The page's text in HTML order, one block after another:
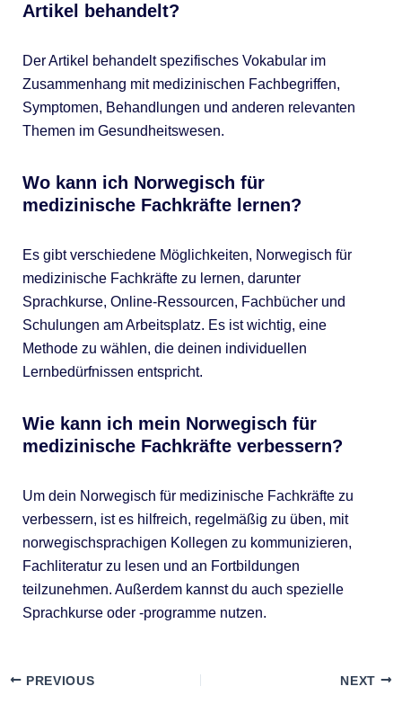
Artikel behandelt?
Der Artikel behandelt spezifisches Vokabular im
Zusammenhang mit medizinischen Fachbegriffen,
Symptomen, Behandlungen und anderen relevanten
Themen im Gesundheitswesen.
Wo kann ich Norwegisch für
medizinische Fachkräfte lernen?
Es gibt verschiedene Möglichkeiten, Norwegisch für
medizinische Fachkräfte zu lernen, darunter
Sprachkurse, Online-Ressourcen, Fachbücher und
Schulungen am Arbeitsplatz. Es ist wichtig, eine
Methode zu wählen, die deinen individuellen
Lernbedürfnissen entspricht.
Wie kann ich mein Norwegisch für
medizinische Fachkräfte verbessern?
Um dein Norwegisch für medizinische Fachkräfte zu
verbessern, ist es hilfreich, regelmäßig zu üben, mit
norwegischsprachigen Kollegen zu kommunizieren,
Fachliteratur zu lesen und an Fortbildungen
teilzunehmen. Außerdem kannst du auch spezielle
Sprachkurse oder -programme nutzen.
PREVIOUS NEXT